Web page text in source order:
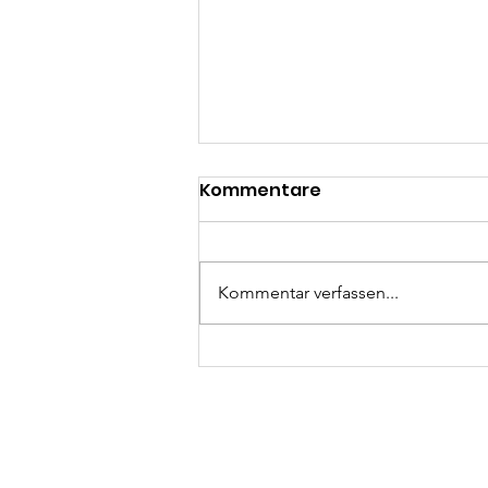
Indien hautnah erleben
Kommentare
Kommentar verfassen...